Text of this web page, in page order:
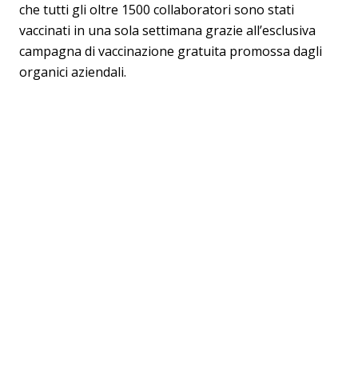
che tutti gli oltre 1500 collaboratori sono stati
vaccinati in una sola settimana grazie all’esclusiva
campagna di vaccinazione gratuita promossa dagli
organici aziendali.